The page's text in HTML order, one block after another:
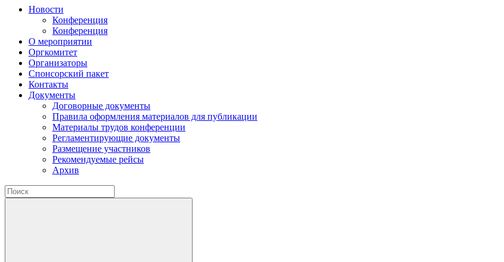
Новости
Конференция
Конференция
О мероприятии
Оргкомитет
Организаторы
Спонсорский пакет
Контакты
Документы
Договорные документы
Правила оформления материалов для публикации
Материалы трудов конференции
Регламентирующие документы
Размещение участников
Рекомендуемые рейсы
Архив